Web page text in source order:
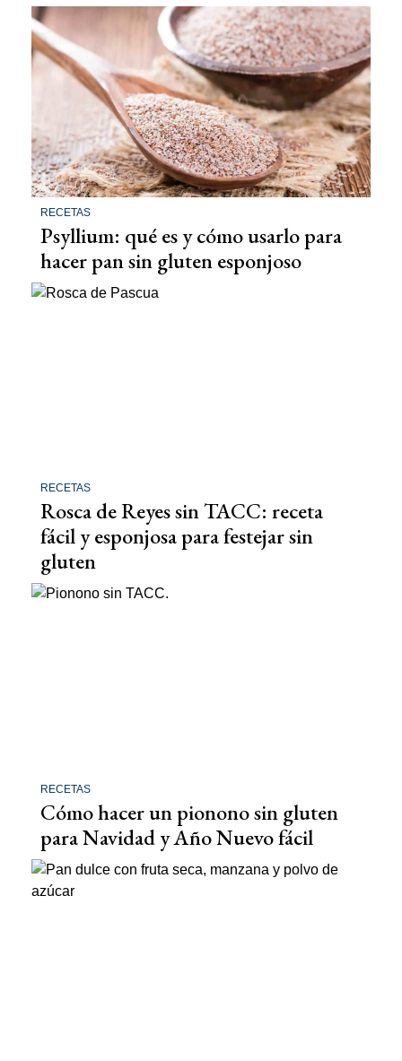
RECETAS
Psyllium: qué es y cómo usarlo para
hacer pan sin gluten esponjoso
RECETAS
Rosca de Reyes sin TACC: receta
fácil y esponjosa para festejar sin
gluten
RECETAS
Cómo hacer un pionono sin gluten
para Navidad y Año Nuevo fácil